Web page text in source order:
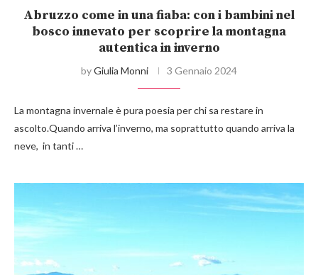
Abruzzo come in una fiaba: con i bambini nel
bosco innevato per scoprire la montagna
autentica in inverno
byGiulia Monni 3 Gennaio 2024
La montagna invernale è pura poesia per chi sa restare in
ascolto.Quando arriva l’inverno, ma soprattutto quando arriva la
neve, in tanti …